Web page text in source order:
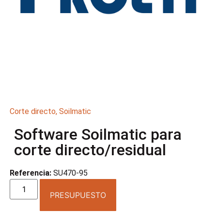
Corte directo, Soilmatic
Software Soilmatic para
corte directo/residual
Referencia: SU470-95
PRESUPUESTO